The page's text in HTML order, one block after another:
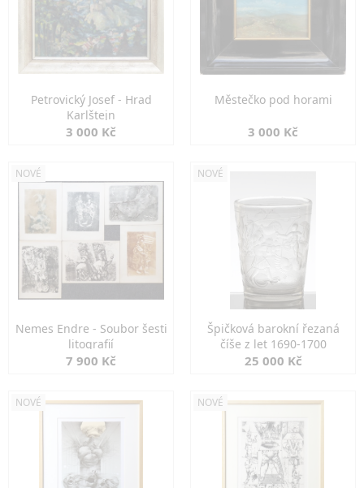
Petrovický Josef - Hrad
Karlštejn
3 000 Kč
Městečko pod horami
3 000 Kč
NOVÉ
Nemes Endre - Soubor šesti
litografií
7 900 Kč
NOVÉ
Špičková barokní řezaná
číše z let 1690-1700
25 000 Kč
NOVÉ NOVÉ